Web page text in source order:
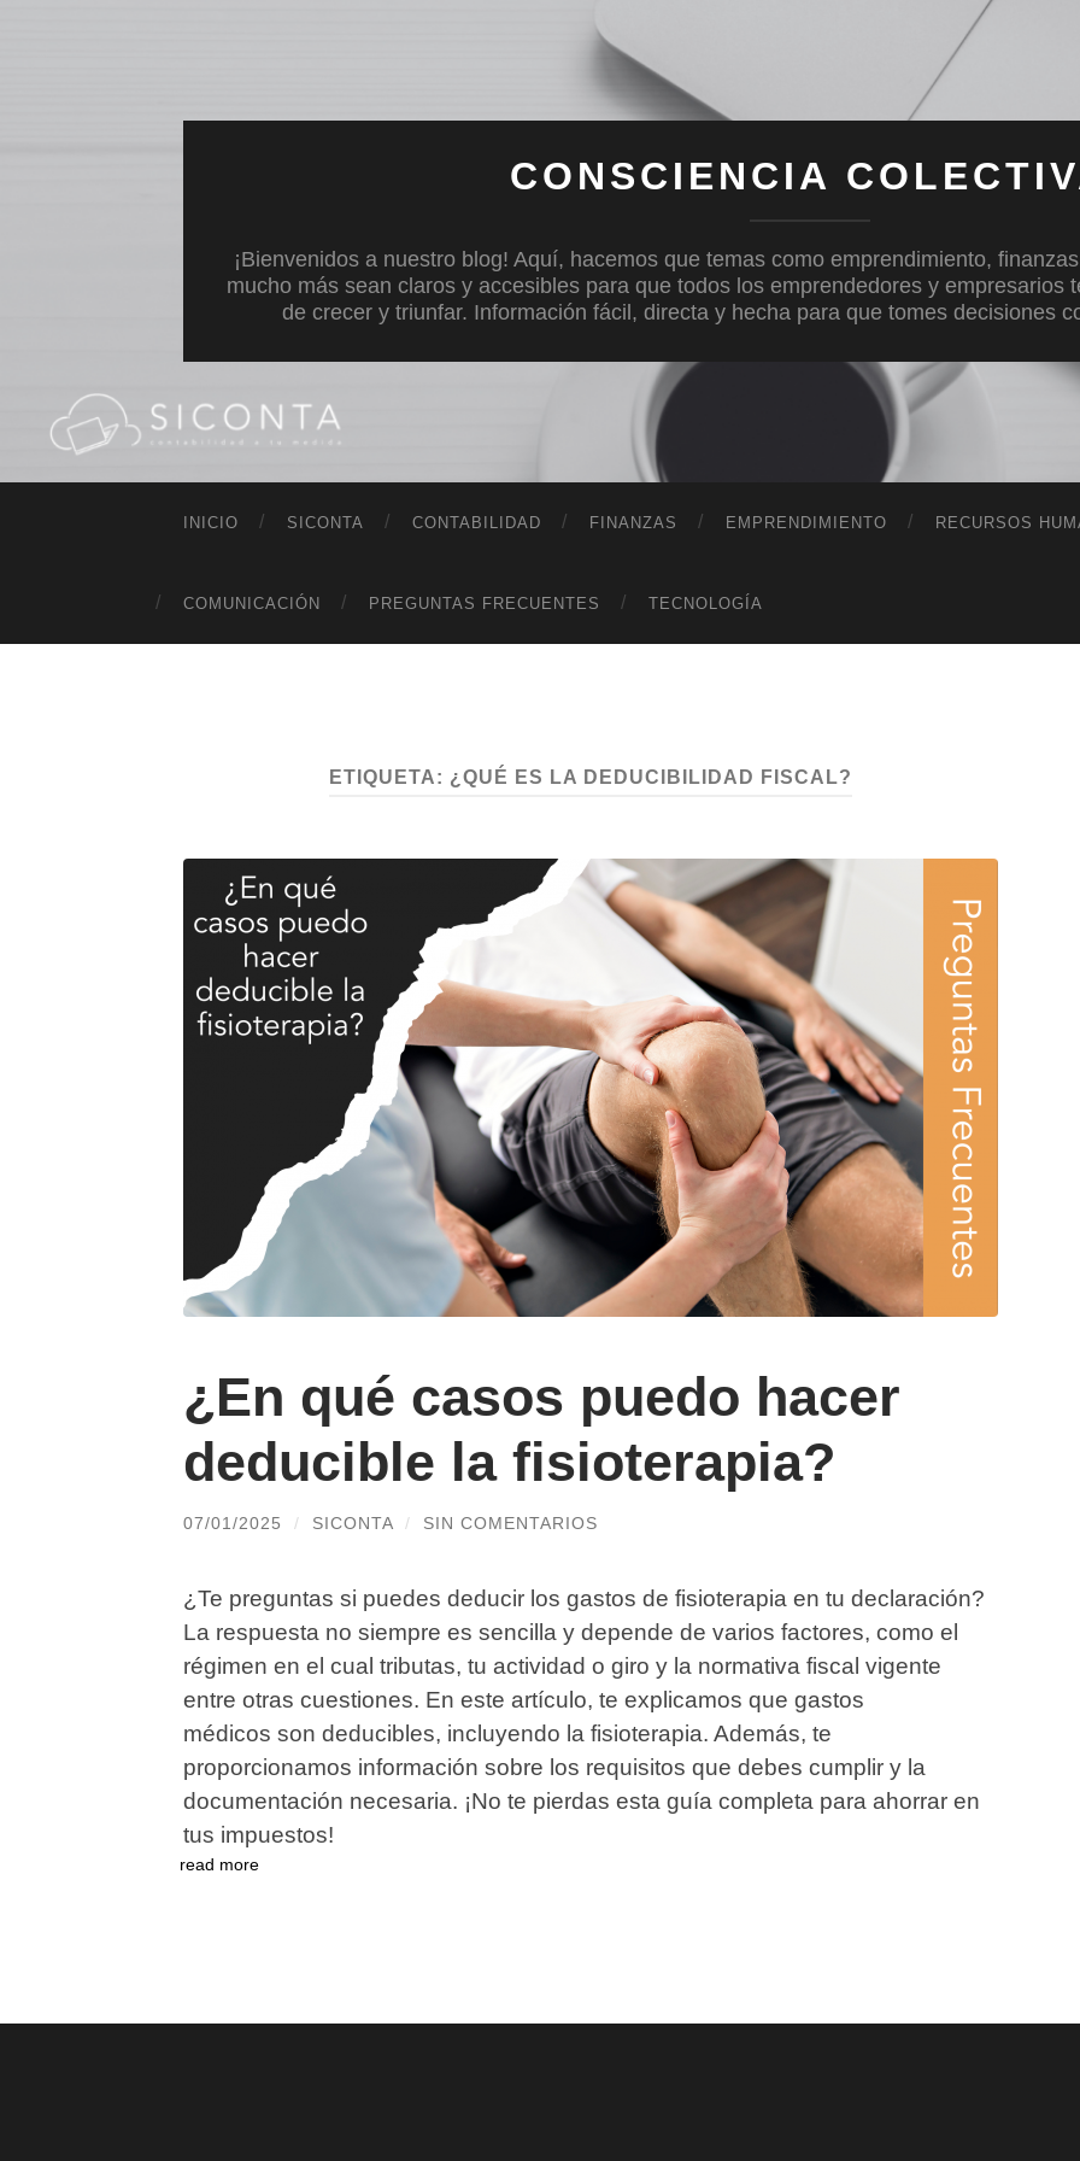
CONSCIENCIA
¡Bienvenidos a nuestro blog! Aquí, hacemos que temas como emprendimiento,
mucho más sean claros y accesibles para que todos los emprendedores y empresarios
de crecer y triunfar. Información fácil, directa y hecha para que tomes decisiones
INICIO SICONTA CONTABILIDAD FINANZAS EMPRENDIMIENTO RECURSOS
COMUNICACIÓN PREGUNTAS FRECUENTES TECNOLOGÍA
ETIQUETA: ¿QUÉ ES LA DEDUCIBILIDAD FISCAL?
¿En qué casos puedo hacer
deducible la fisioterapia?
07/01/2025 / SICONTA / SIN COMENTARIOS
¿Te preguntas si puedes deducir los gastos de fisioterapia en tu declaración?
La respuesta no siempre es sencilla y depende de varios factores, como el
régimen en el cual tributas, tu actividad o giro y la normativa fiscal vigente
entre otras cuestiones. En este artículo, te explicamos que gastos
médicos son deducibles, incluyendo la fisioterapia. Además, te
proporcionamos información sobre los requisitos que debes cumplir y la
documentación necesaria. ¡No te pierdas esta guía completa para ahorrar en
tus impuestos!
read more